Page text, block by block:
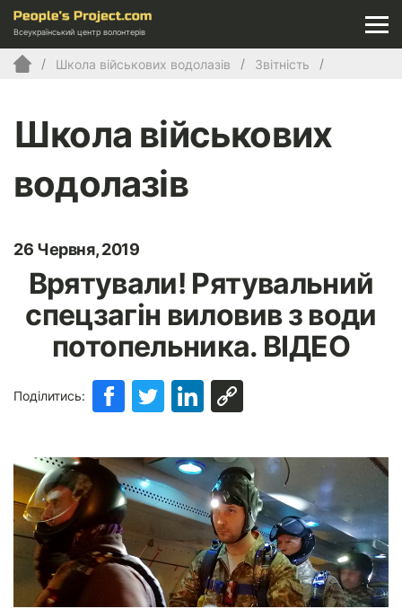
Всеукраїнський центр волонтерів
Школа військових водолазів Звітність
Школа військових
водолазів
26 Червня, 2019
Врятували! Рятувальний
спецзагін виловив з води
потопельника. ВІДЕО
Поділитись: